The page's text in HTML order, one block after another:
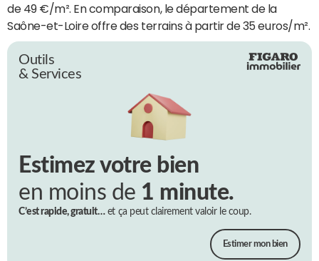
de 49 €/m². En comparaison, le département de la
Saône-et-Loire offre des terrains à partir de 35 euros/m².
Outils
& Services
Estimez votre bien
en moins de 1 minute.
C’est rapide, gratuit…et ça peut clairement valoir le coup.
Estimer mon bien